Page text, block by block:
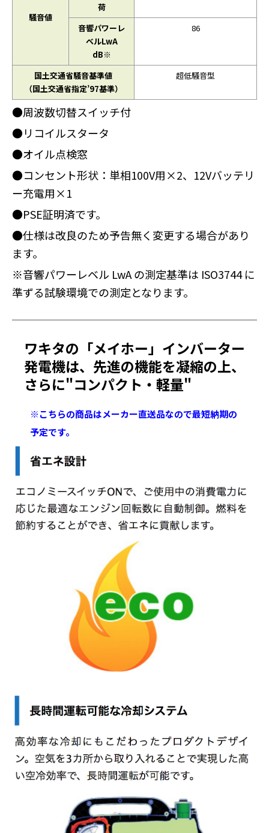
騒音値
荷
音響パワーレ
ベルLwA
dB※
86
国土交通省騒音基準値
（国土交通省指定’97基準）
超低騒音型
●周波数切替スイッチ付
●リコイルスタータ
●オイル点検窓
●コンセント形状：単相100V用×2、12Vバッテリ
ー充電用×1
●PSE証明済です。
●仕様は改良のため予告無く変更する場合があり
ます。
※音響パワーレベル LwA の測定基準は ISO3744 に
準ずる試験環境での測定となります。
ワキタの「メイホー」インバーター
発電機は、先進の機能を凝縮の上、
さらに"コンパクト・軽量"
※こちらの商品はメーカー直送品なので最短納期の
予定です。